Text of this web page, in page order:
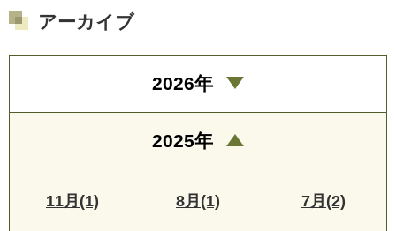
アーカイブ
2026年
2025年
11月(1) 8月(1) 7月(2)